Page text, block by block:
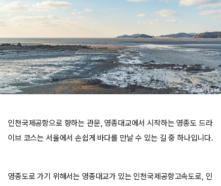
인천국제공항으로 향하는 관문, 영종대교에서 시작하는 영종도 드라
이브 코스는 서울에서 손쉽게 바다를 만날 수 있는 길 중 하나입니다.
영종도로 가기 위해서는 영종대교가 있는 인천국제공항고속도로, 인